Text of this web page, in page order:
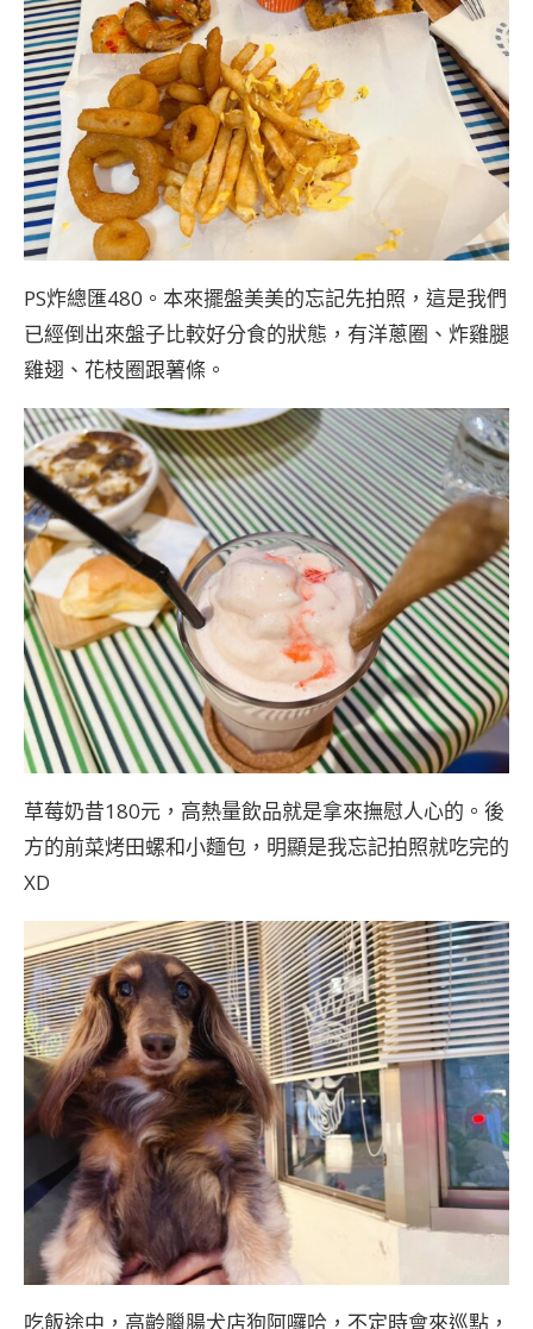
PS炸總匯480。本來擺盤美美的忘記先拍照，這是我們
已經倒出來盤子比較好分食的狀態，有洋蔥圈、炸雞腿
雞翅、花枝圈跟薯條。
草莓奶昔180元，高熱量飲品就是拿來撫慰人心的。後
方的前菜烤田螺和小麵包，明顯是我忘記拍照就吃完的
XD
吃飯途中，高齡臘腸犬店狗阿囉哈，不定時會來巡點，